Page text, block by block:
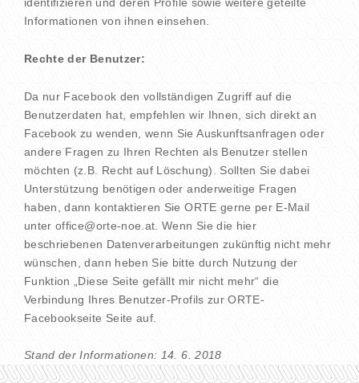
Informationen von ihnen einsehen.
Rechte der Benutzer:
Da nur Facebook den vollständigen Zugriff auf die
Benutzerdaten hat, empfehlen wir Ihnen, sich direkt an
Facebook zu wenden, wenn Sie Auskunftsanfragen oder
andere Fragen zu Ihren Rechten als Benutzer stellen
möchten (z.B. Recht auf Löschung). Sollten Sie dabei
Unterstützung benötigen oder anderweitige Fragen
haben, dann kontaktieren Sie ORTE gerne per E-Mail
unter office@orte-noe.at. Wenn Sie die hier
beschriebenen Datenverarbeitungen zukünftig nicht mehr
wünschen, dann heben Sie bitte durch Nutzung der
Funktion „Diese Seite gefällt mir nicht mehr“ die
Verbindung Ihres Benutzer-Profils zur ORTE-
Facebookseite Seite auf.
Stand der Informationen: 14. 6. 2018